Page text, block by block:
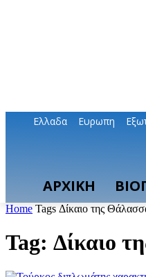
Ελλαδα Ευρωπη
ΑΡΧΙΚΗ
Home Tags Δίκαιο της
Tag: Δίκαιο